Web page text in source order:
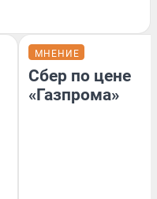
МНЕНИЕ
Сбер по цене
«Газпрома»